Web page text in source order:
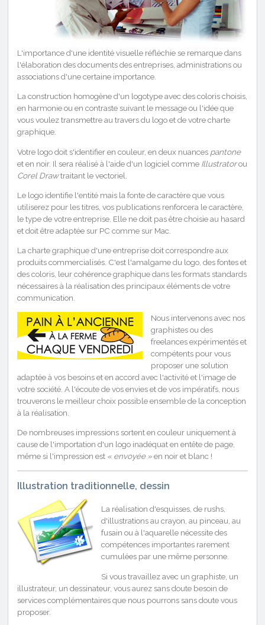
L'importance d'une identité visuelle réfléchie se remarque dans
l'élaboration des documents des entreprises, administrations ou
associations d'une certaine importance.
La construction homogène d'un logotype avec des coloris choisis,
en harmonie ou en contraste suivant le message ou l'idée que
vous voulez transmettre au travers du logo et de votre charte
graphique.
Votre logo doit s'identifier en couleur, en deux nuances pantone
et en noir. Il sera réalisé à l'aide d'un logiciel comme Illustratorou
Corel Drawtraitant le vectoriel.
Le logo identifie l'entité mais la fonte de caractère que vous
utiliserez pour les titres, vos publications renforcera le caractère,
le type de votre entreprise. Elle ne doit pas être choisie au hasard
et doit être adaptée sur PC comme sur Mac.
La charte graphique d'une entreprise doit correspondre aux
produits commercialisés. C'est l'amalgame du logo, des fontes et
des coloris, leur cohérence graphique dans les formats standards
nécessaires à la réalisation des principaux éléments de votre
communication.
Nous intervenons avec nos
graphistes ou des
freelances expérimentés et
compétents pour vous
proposer une solution
adaptée à vos besoins et en accord avec l'activité et l'image de
votre société. A l'écoute de vos envies et de vos impératifs, nous
trouverons le meilleur choix possible ensemble de la conception
à la réalisation.
De nombreuses impressions sortent en couleur uniquement à
cause de l'importation d'un logo inadéquat en entête de page,
même si l'impression est « envoyée »en noir et blanc !
Illustration traditionnelle, dessin
La réalisation d'esquisses, de rushs,
d'illustrations au crayon, au pinceau, au
fusain ou à l'aquarelle nécessite des
compétences importantes rarement
cumulées par une même personne.
Si vous travaillez avec un graphiste, un
illustrateur, un dessinateur, vous aurez sans doute besoin de
services complémentaires que nous pourrons sans doute vous
proposer.